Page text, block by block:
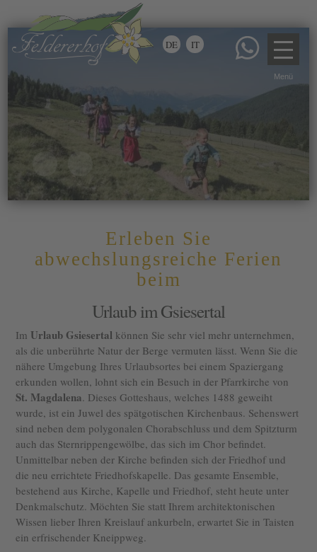
DE IT
Erleben Sie
abwechslungsreiche Ferien
beim
Urlaub im Gsiesertal
Im Urlaub Gsiesertal können Sie sehr viel mehr unternehmen,
als die unberührte Natur der Berge vermuten lässt. Wenn Sie die
nähere Umgebung Ihres Urlaubsortes bei einem Spaziergang
erkunden wollen, lohnt sich ein Besuch in der Pfarrkirche von
St. Magdalena . Dieses Gotteshaus, welches 1488 geweiht
wurde, ist ein Juwel des spätgotischen Kirchenbaus. Sehenswert
sind neben dem polygonalen Chorabschluss und dem Spitzturm
auch das Sternrippengewölbe, das sich im Chor befindet.
Unmittelbar neben der Kirche befinden sich der Friedhof und
die neu errichtete Friedhofskapelle. Das gesamte Ensemble,
bestehend aus Kirche, Kapelle und Friedhof, steht heute unter
Denkmalschutz. Möchten Sie statt Ihrem architektonischen
Wissen lieber Ihren Kreislauf ankurbeln, erwartet Sie in Taisten
ein erfrischender Kneippweg.